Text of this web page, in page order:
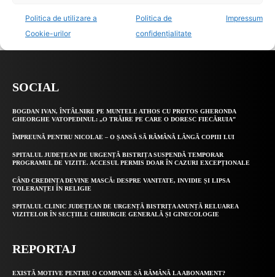
SOCIAL
BOGDAN IVAN, ÎNTÂLNIRE PE MUNTELE ATHOS CU PROTOS GHERONDA
GHEORGHE VATOPEDINUL: „O TRĂIRE PE CARE O DORESC FIECĂRUIA”
ÎMPREUNĂ PENTRU NICOLAE – O ȘANSĂ SĂ RĂMÂNĂ LÂNGĂ COPIII LUI
SPITALUL JUDEȚEAN DE URGENȚĂ BISTRIȚA SUSPENDĂ TEMPORAR
PROGRAMUL DE VIZITE. ACCESUL PERMIS DOAR ÎN CAZURI EXCEPȚIONALE
CÂND CREDINȚA DEVINE MASCĂ: DESPRE VANITATE, INVIDIE ȘI LIPSA
TOLERANȚEI ÎN RELIGIE
SPITALUL CLINIC JUDEȚEAN DE URGENȚĂ BISTRIȚA ANUNȚĂ RELUAREA
VIZITELOR ÎN SECȚIILE CHIRURGIE GENERALĂ ȘI GINECOLOGIE
REPORTAJ
EXISTĂ MOTIVE PENTRU O COMPANIE SĂ RĂMÂNĂ LA ABONAMENT?